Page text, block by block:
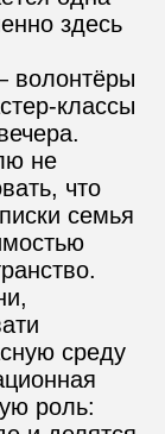
здесь
волонтёры
классы
не
что
семья
среду
роль: